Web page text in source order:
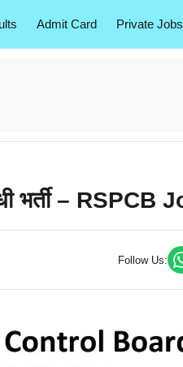
Admit Card Private Jobs
भर्ती – RSPCB
Follow Us: